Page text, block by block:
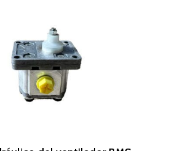
Leer Más